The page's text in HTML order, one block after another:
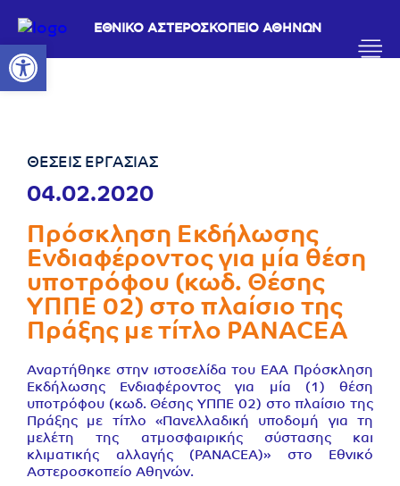
Ανοίξτε τη γραμμή εργαλείων
ΕΘΝΙΚΟ ΑΣΤΕΡΟΣΚΟΠΕΙΟ ΑΘΗΝΩΝ
ΘΕΣΕΙΣ ΕΡΓΑΣΙΑΣ
04.02.2020
Πρόσκληση Εκδήλωσης
Ενδιαφέροντος για μία θέση
υποτρόφου (κωδ. Θέσης
ΥΠΠΕ 02) στο πλαίσιο της
Πράξης με τίτλο PANACEA
Αναρτήθηκε στην ιστοσελίδα του ΕΑΑ Πρόσκληση
Εκδήλωσης Ενδιαφέροντος για μία (1) θέση
υποτρόφου (κωδ. Θέσης ΥΠΠΕ 02) στο πλαίσιο της
Πράξης με τίτλο «Πανελλαδική υποδομή για τη
μελέτη της ατμοσφαιρικής σύστασης και
κλιματικής αλλαγής (PANACEA)» στο Εθνικό
Αστεροσκοπείο Αθηνών.